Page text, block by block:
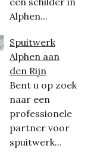
Alphen...
Spuitwerk
Alphen aan
den Rijn
Bent u op zoek
naar een
professionele
partner voor
spuitwerk...